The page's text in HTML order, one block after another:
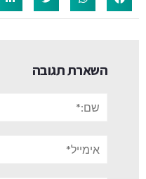
השארת תגובה